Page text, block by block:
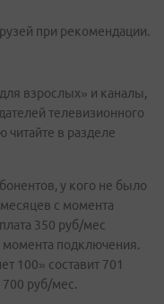
при рекомендации.
взрослых» и каналы,
телевизионного
читайте в разделе
у кого не было
с момента
350 руб/мес
момента подключения.
100» составит 701
руб/мес.